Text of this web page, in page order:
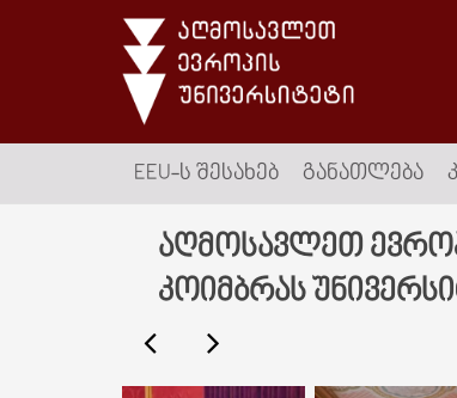
EEU-Ს ᲨᲔᲡᲐᲮᲔᲑ ᲒᲐᲜᲐᲗᲚᲔᲑᲐ
აღმოსავლეთ
კოიმბრას